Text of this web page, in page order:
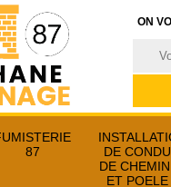
ON
87
DE
DE
ET POELE